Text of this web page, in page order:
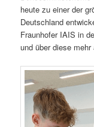
heute zu einer der
Deutschland
Fraunhofer IAIS in
und über diese